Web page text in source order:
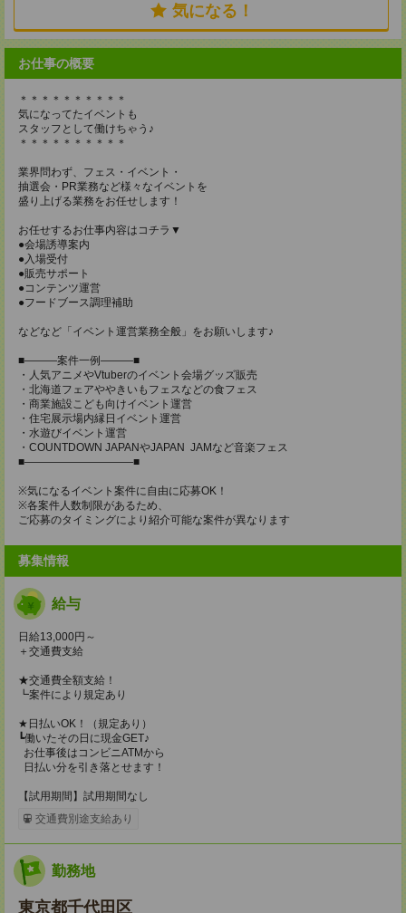
気になる！
お仕事の概要
＊＊＊＊＊＊＊＊＊＊
気になってたイベントも
スタッフとして働けちゃう♪
＊＊＊＊＊＊＊＊＊＊
業界問わず、フェス・イベント・
抽選会・PR業務など様々なイベントを
盛り上げる業務をお任せします！
お任せするお仕事内容はコチラ▼
●会場誘導案内
●入場受付
●販売サポート
●コンテンツ運営
●フードブース調理補助
などなど「イベント運営業務全般」をお願いします♪
■―――案件一例―――■
・人気アニメやVtuberのイベント会場グッズ販売
・北海道フェアややきいもフェスなどの食フェス
・商業施設こども向けイベント運営
・住宅展示場内縁日イベント運営
・水遊びイベント運営
・COUNTDOWN JAPANやJAPAN JAMなど音楽フェス
■――――――――――■
※気になるイベント案件に自由に応募OK！
※各案件人数制限があるため、
ご応募のタイミングにより紹介可能な案件が異なります
募集情報
給与
日給13,000円～
＋交通費支給
★交通費全額支給！
┗案件により規定あり
★日払いOK！（規定あり）
┗働いたその日に現金GET♪
お仕事後はコンビニATMから
日払い分を引き落とせます！
【試用期間】試用期間なし
交通費別途支給あり
勤務地
東京都千代田区